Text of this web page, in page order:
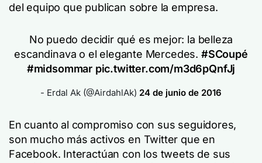
del equipo que publican sobre la empresa.
No puedo decidir qué es mejor: la belleza
escandinava o el elegante Mercedes. #SCoupé
#midsommar pic.twitter.com/m3d6pQnfJj
- Erdal Ak (@AirdahlAk) 24 de junio de 2016
En cuanto al compromiso con sus seguidores,
son mucho más activos en Twitter que en
Facebook. Interactúan con los tweets de sus